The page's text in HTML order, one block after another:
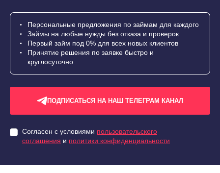
Персональные предложения по займам для каждого
Займы на любые нужды без отказа и проверок
Первый займ под 0% для всех новых клиентов
Принятие решения по заявке быстро и
круглосуточно
ПОДПИСАТЬСЯ НА НАШ ТЕЛЕГРАМ КАНАЛ
Согласен с условиями пользовательского
соглашения и политики конфиденциальности